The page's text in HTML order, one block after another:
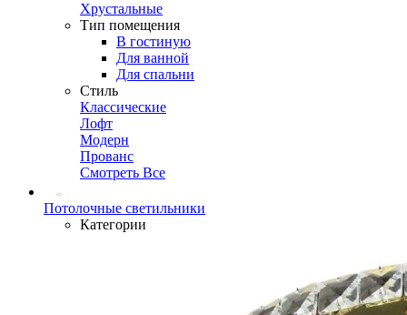
Хрустальные
Тип помещения
В гостиную
Для ванной
Для спальни
Стиль
Классические
Лофт
Модерн
Прованс
Смотреть Все
Потолочные светильники
Категории